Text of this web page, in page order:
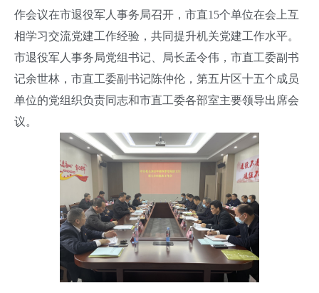
作会议在市退役军人事务局召开，市直15个单位在会上互
相学习交流党建工作经验，共同提升机关党建工作水平。
市退役军人事务局党组书记、局长孟令伟，市直工委副书
记余世林，市直工委副书记陈仲伦，第五片区十五个成员
单位的党组织负责同志和市直工委各部室主要领导出席会
议。